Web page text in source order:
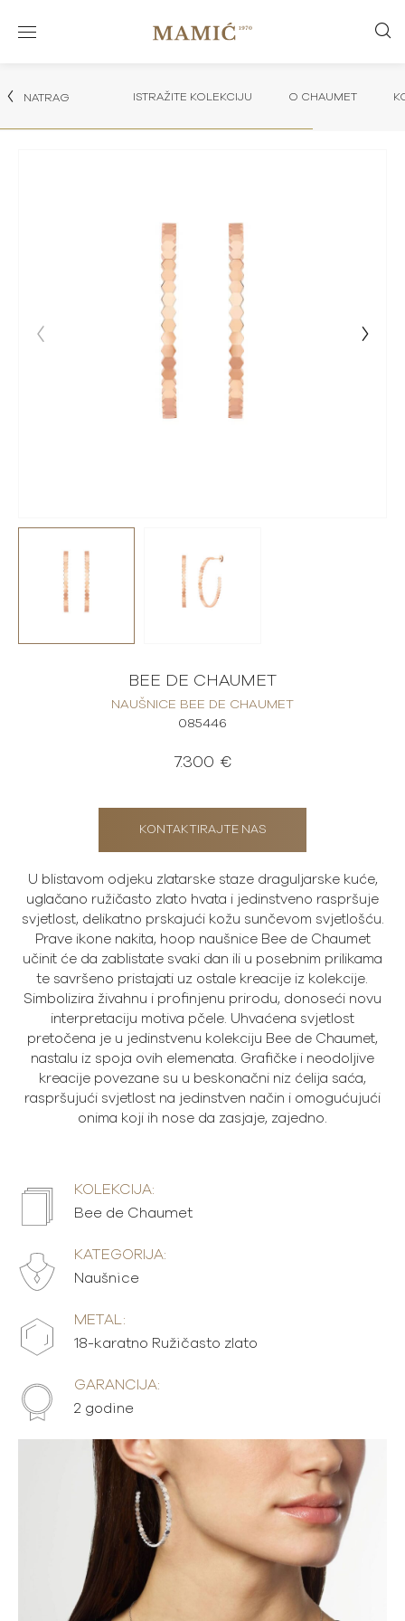
NATRAG ISTRAŽITE KOLEKCIJU O CHAUMET
BEE DE CHAUMET
NAUŠNICE BEE DE CHAUMET
085446
7.300 €
KONTAKTIRAJTE NAS
U blistavom odjeku zlatarske staze draguljarske kuće,
uglačano ružičasto zlato hvata i jedinstveno raspršuje
svjetlost, delikatno prskajući kožu sunčevom svjetlošću.
Prave ikone nakita, hoop naušnice Bee de Chaumet
učinit će da zablistate svaki dan ili u posebnim prilikama
te savršeno pristajati uz ostale kreacije iz kolekcije.
Simbolizira živahnu i profinjenu prirodu, donoseći novu
interpretaciju motiva pčele. Uhvaćena svjetlost
pretočena je u jedinstvenu kolekciju Bee de Chaumet,
nastalu iz spoja ovih elemenata. Grafičke i neodoljive
kreacije povezane su u beskonačni niz ćelija saća,
raspršujući svjetlost na jedinstven način i omogućujući
onima koji ih nose da zasjaje, zajedno.
KOLEKCIJA:
Bee de Chaumet
KATEGORIJA:
Naušnice
METAL:
18-karatno Ružičasto zlato
GARANCIJA:
2 godine